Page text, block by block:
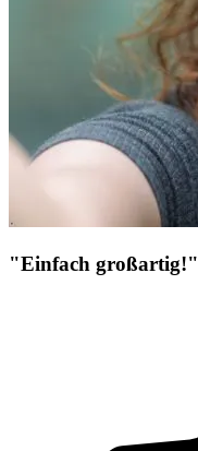
"Einfach großartig!"